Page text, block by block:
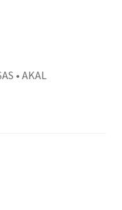
• AKAL